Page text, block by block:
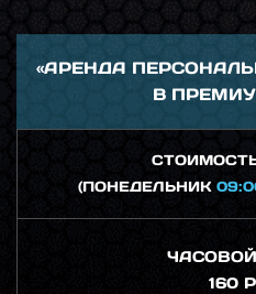
«АРЕНДА
В
(ПОНЕДЕЛЬНИК
160